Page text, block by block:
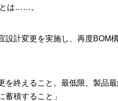
は……。
計変更を実施し、再度BOM
を終えること。最低限、製品
積すること」